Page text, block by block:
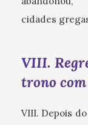
cidades
VIII.
trono
VIII. Depois